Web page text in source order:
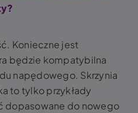
Konieczne jest
będzie kompatybilna
napędowego. Skrzynia
to tylko przykłady
dopasowane do nowego